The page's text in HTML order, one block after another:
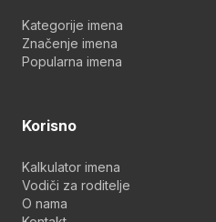
Kategorije imena
Značenje imena
Popularna imena
Korisno
Kalkulator imena
Vodiči za roditelje
O nama